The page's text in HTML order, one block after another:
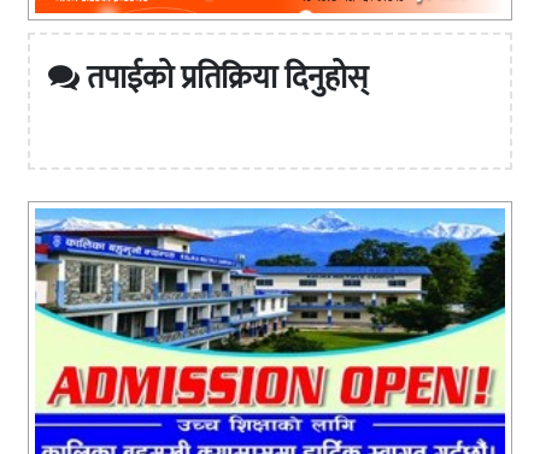
तपाईको प्रतिक्रिया दिनुहोस्